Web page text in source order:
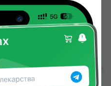
S
S можно купить
Арча (медтехник),